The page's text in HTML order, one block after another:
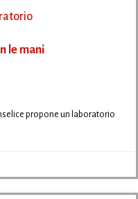
le mani
propone un laboratorio